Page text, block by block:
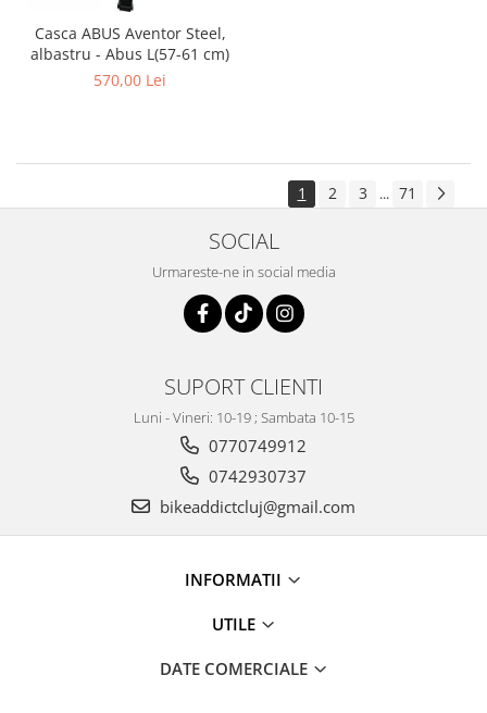
Casca ABUS Aventor Steel,
albastru - Abus L(57-61 cm)
570,00 Lei
1 2 3 ... 71
SOCIAL
Urmareste-ne in social media
SUPORT CLIENTI
Luni - Vineri: 10-19 ; Sambata 10-15
0770749912
0742930737
bikeaddictcluj@gmail.com
INFORMATII
UTILE
DATE COMERCIALE